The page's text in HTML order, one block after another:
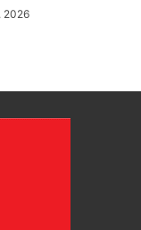
2026